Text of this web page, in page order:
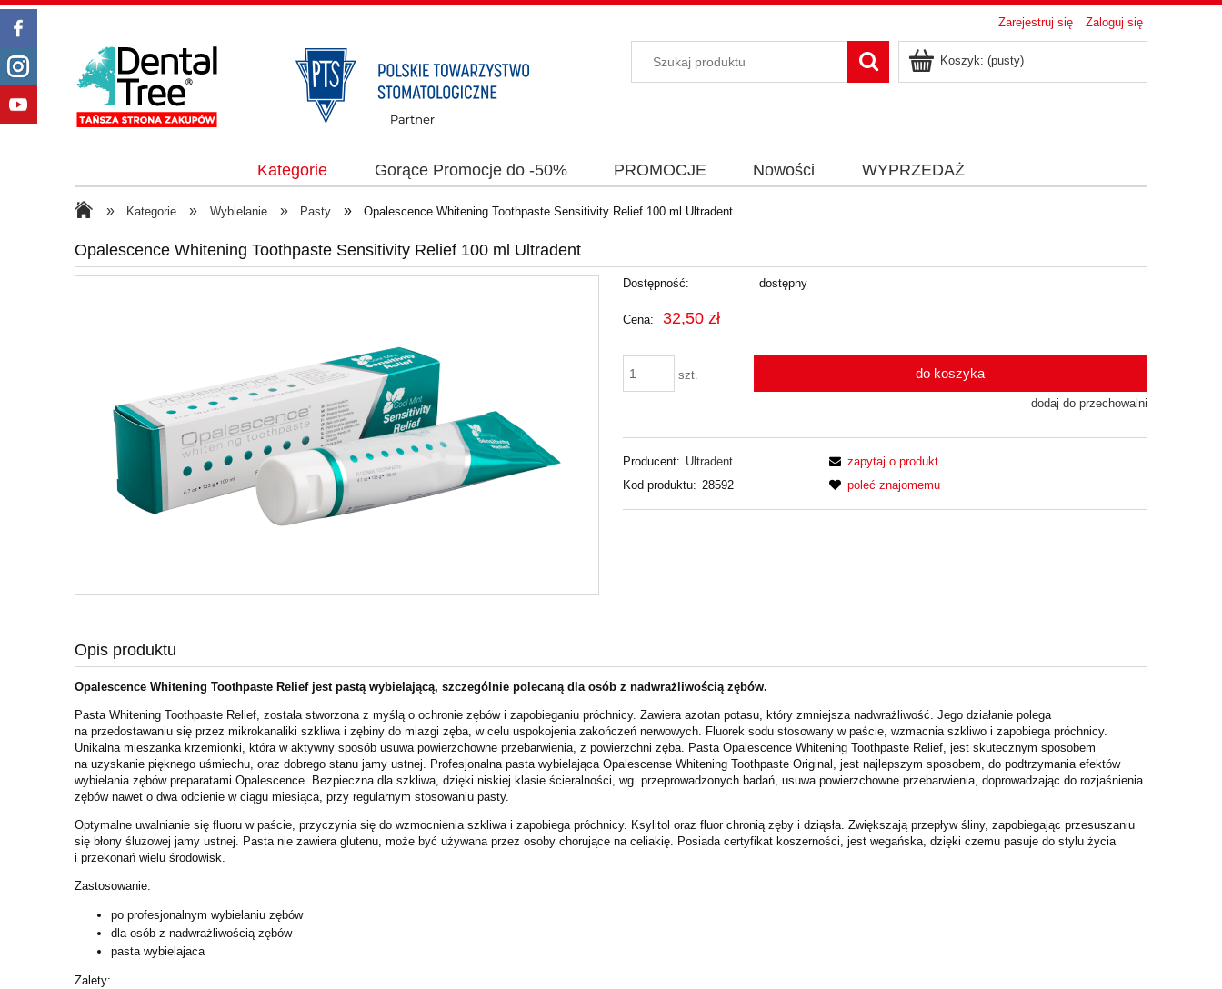
Zarejestruj się Zaloguj się
Koszyk: (pusty)
Kategorie Gorące Promocje do -50% PROMOCJE Nowości WYPRZEDAŻ
» Kategorie » Wybielanie » Pasty » Opalescence Whitening Toothpaste Sensitivity Relief 100 ml Ultradent
Opalescence Whitening Toothpaste Sensitivity Relief 100 ml Ultradent
Dostępność: dostępny
Cena: 32,50 zł
szt. do koszyka
dodaj do przechowalni
Producent: Ultradent
Kod produktu: 28592
zapytaj o produkt
poleć znajomemu
Opis produktu
Opalescence Whitening Toothpaste Relief jest pastą wybielającą, szczególnie polecaną dla osób z nadwrażliwością zębów.
Pasta Whitening Toothpaste Relief, została stworzona z myślą o ochronie zębów i zapobieganiu próchnicy. Zawiera azotan potasu, który zmniejsza nadwrażliwość. Jego działanie polega
na przedostawaniu się przez mikrokanaliki szkliwa i zębiny do miazgi zęba, w celu uspokojenia zakończeń nerwowych. Fluorek sodu stosowany w paście, wzmacnia szkliwo i zapobiega próchnicy.
Unikalna mieszanka krzemionki, która w aktywny sposób usuwa powierzchowne przebarwienia, z powierzchni zęba. Pasta Opalescence Whitening Toothpaste Relief, jest skutecznym sposobem
na uzyskanie pięknego uśmiechu, oraz dobrego stanu jamy ustnej. Profesjonalna pasta wybielająca Opalescense Whitening Toothpaste Original, jest najlepszym sposobem, do podtrzymania efektów
wybielania zębów preparatami Opalescence. Bezpieczna dla szkliwa, dzięki niskiej klasie ścieralności, wg. przeprowadzonych badań, usuwa powierzchowne przebarwienia, doprowadzając do rozjaśnienia
zębów nawet o dwa odcienie w ciągu miesiąca, przy regularnym stosowaniu pasty.
Optymalne uwalnianie się fluoru w paście, przyczynia się do wzmocnienia szkliwa i zapobiega próchnicy. Ksylitol oraz fluor chronią zęby i dziąsła. Zwiększają przepływ śliny, zapobiegając przesuszaniu
się błony śluzowej jamy ustnej. Pasta nie zawiera glutenu, może być używana przez osoby chorujące na celiakię. Posiada certyfikat koszerności, jest wegańska, dzięki czemu pasuje do stylu życia
i przekonań wielu środowisk.
Zastosowanie:
po profesjonalnym wybielaniu zębów
dla osób z nadwrażliwością zębów
pasta wybielajaca
Zalety: